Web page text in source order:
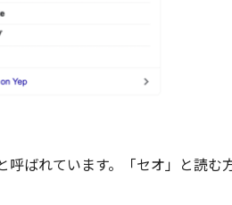
ばれています。「セオ」と読む